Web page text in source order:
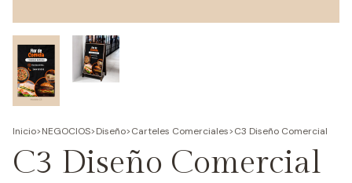
Inicio>NEGOCIOS>Diseño>Carteles Comerciales>C3 Diseño Comercial
C3 Diseño Comercial